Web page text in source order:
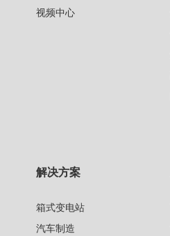
视频中心
解决方案
箱式变电站
汽车制造